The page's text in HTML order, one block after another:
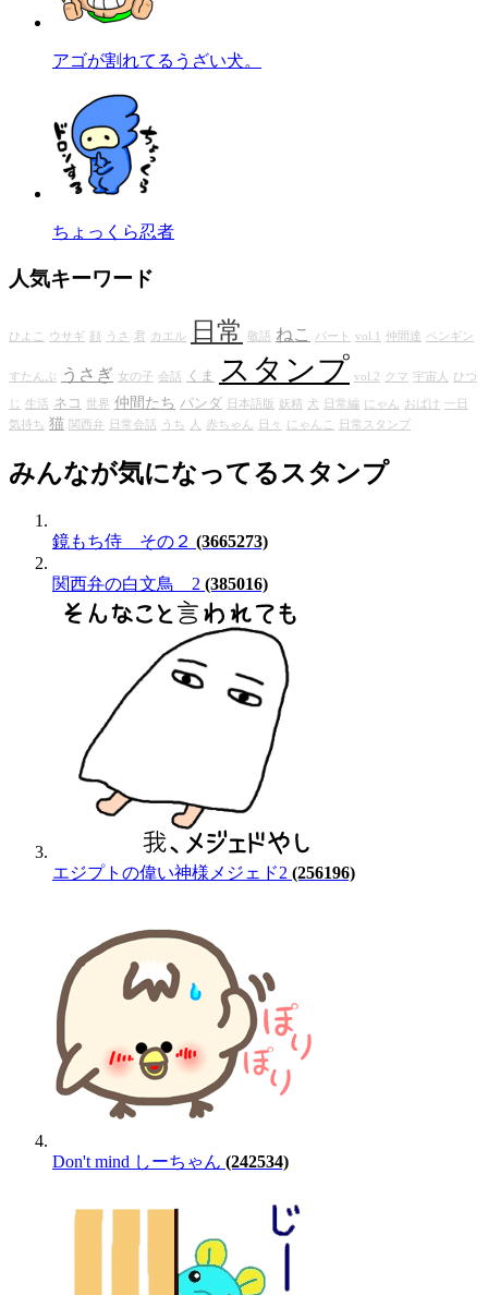
アゴが割れてるうざい犬。
ちょっくら忍者
人気キーワード
ひよこ ウサギ 顔 うさ 君 カエル 日常 敬語 ねこ パート vol.1 仲間達 ペンギン
すたんぷ うさぎ 女の子 会話 くま スタンプ vol.2 クマ 宇宙人 ひつ
じ 生活 ネコ 世界 仲間たち パンダ 日本語版 妖精 犬 日常編 にゃん おばけ 一日
気持ち 猫 関西弁 日常会話 うち 人 赤ちゃん 日々 にゃんこ 日常スタンプ
みんなが気になってるスタンプ
鏡もち侍 その２ (3665273)
関西弁の白文鳥 2 (385016)
エジプトの偉い神様メジェド2 (256196)
Don't mind しーちゃん (242534)